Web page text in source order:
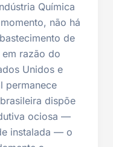
Química
não há
de
razão do
Unidos e
permanece
dispõe
ociosa —
instalada — o